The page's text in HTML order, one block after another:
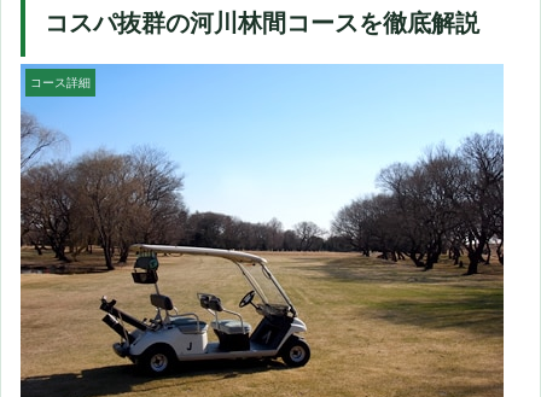
コスパ抜群の河川林間コースを徹底解説
コース詳細